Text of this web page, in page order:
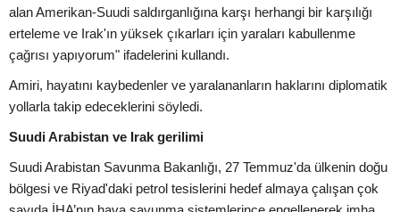
alan Amerikan-Suudi saldırganlığına karşı herhangi bir karşılığı
erteleme ve Irak'ın yüksek çıkarları için yaraları kabullenme
çağrısı yapıyorum" ifadelerini kullandı.
Amiri, hayatını kaybedenler ve yaralananların haklarını diplomatik
yollarla takip edeceklerini söyledi.
Suudi Arabistan ve Irak gerilimi
Suudi Arabistan Savunma Bakanlığı, 27 Temmuz'da ülkenin doğu
bölgesi ve Riyad'daki petrol tesislerini hedef almaya çalışan çok